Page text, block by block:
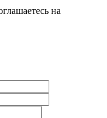
на